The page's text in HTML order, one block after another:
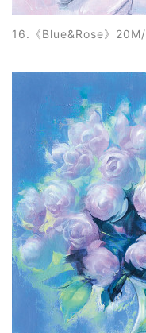
16.《Blue&Rose》